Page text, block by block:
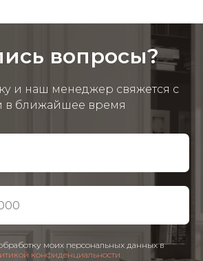
вопросы?
и наш менеджер свяжется с
в ближайшее время
моих персональных данных в
конфиденциальности